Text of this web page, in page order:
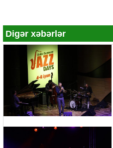
Digər xəbərlər